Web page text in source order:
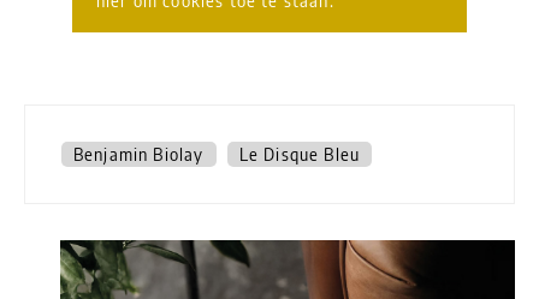
Benjamin Biolay Le Disque Bleu